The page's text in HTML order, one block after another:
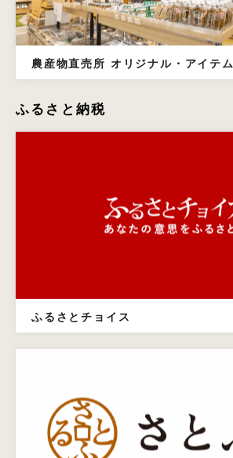
農産物直売所 オリジナル・アイテム
ふるさと納税
ふるさとチョイス